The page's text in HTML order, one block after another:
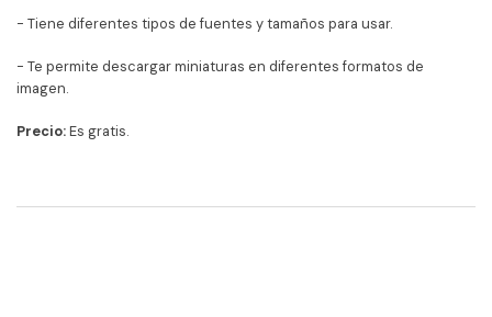
- Tiene diferentes tipos de fuentes y tamaños para usar.
- Te permite descargar miniaturas en diferentes formatos de
imagen.
Precio:Es gratis.